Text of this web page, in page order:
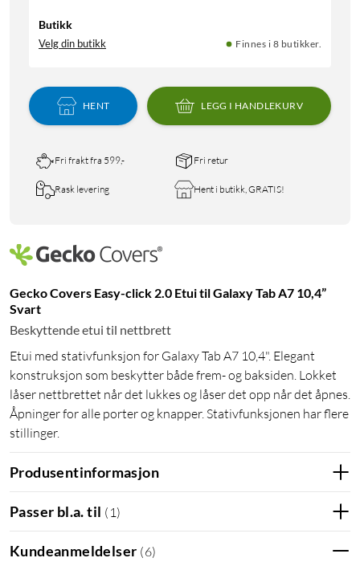
Butikk
Velg din butikk Finnes i 8 butikker.
HENT LEGG I HANDLEKURV
Fri frakt fra 599,- Fri retur
Rask levering Hent i butikk, GRATIS!
Gecko Covers Easy-click 2.0 Etui til Galaxy Tab A7 10,4”
Svart
Beskyttende etui til nettbrett
Etui med stativfunksjon for Galaxy Tab A7 10,4". Elegant
konstruksjon som beskytter både frem- og baksiden. Lokket
låser nettbrettet når det lukkes og låser det opp når det åpnes.
Åpninger for alle porter og knapper. Stativfunksjonen har flere
stillinger.
Produsentinformasjon
Passer bl.a. til ( 1 )
Kundeanmeldelser (6)